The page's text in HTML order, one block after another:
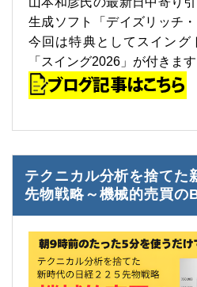
生成ソフト「デイズリッチ
今回は特典としてスイング
「スイング2026」が付きます
テクニカル分析を捨てた
先物戦略～機械的売買の